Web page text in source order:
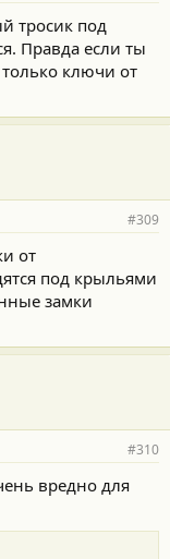
тросик под
Правда если ты
ключи от
#309
от
под крыльями
замки
#310
вредно для